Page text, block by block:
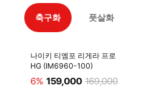
축구화 풋살화
나이키 티엠포 리게라 프로
HG (IM6960-100)
6% 159,000 169,000